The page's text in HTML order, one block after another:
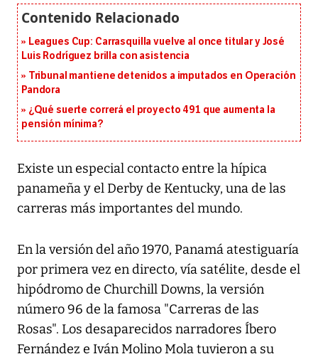
Leagues Cup: Carrasquilla vuelve al once titular y José
Luis Rodríguez brilla con asistencia
Tribunal mantiene detenidos a imputados en Operación
Pandora
¿Qué suerte correrá el proyecto 491 que aumenta la
pensión mínima?
Existe un especial contacto entre la hípica
panameña y el Derby de Kentucky, una de las
carreras más importantes del mundo.
En la versión del año 1970, Panamá atestiguaría
por primera vez en directo, vía satélite, desde el
hipódromo de Churchill Downs, la versión
número 96 de la famosa "Carreras de las
Rosas". Los desaparecidos narradores Íbero
Fernández e Iván Molino Mola tuvieron a su